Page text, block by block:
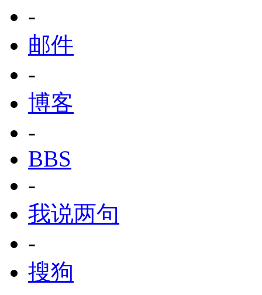
-
邮件
-
博客
-
BBS
-
我说两句
-
搜狗